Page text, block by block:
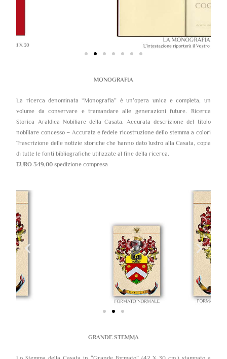
MONOGRAFIA
La ricerca denominata “Monografia” è un’opera unica e completa, un
volume da conservare e tramandare alle generazioni future. Ricerca
Storica Araldica Nobiliare della Casata. Accurata descrizione del titolo
nobiliare concesso – Accurata e fedele ricostruzione dello stemma a colori
Trascrizione delle notizie storiche che hanno dato lustro alla Casata, copia
di tutte le fonti bibliografiche utilizzate al fine della ricerca.
EURO 349,00 spedizione compresa
GRANDE STEMMA